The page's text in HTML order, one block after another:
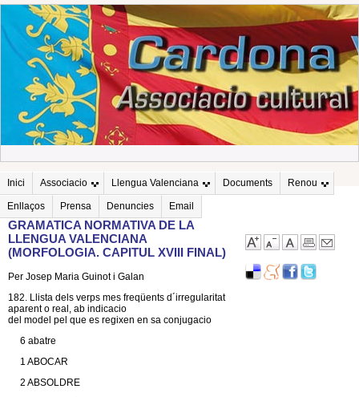
Inici Associacio Llengua Valenciana Documents Renou
Enllaços Prensa Denuncies Email
GRAMATICA NORMATIVA DE LA
LLENGUA VALENCIANA
(MORFOLOGIA. CAPITUL XVIII FINAL)
Per Josep Maria Guinot i Galan
182. Llista dels verps mes freqüents d´irregularitat
aparent o real, ab indicacio
del model pel que es regixen en sa conjugacio
6 abatre
1 ABOCAR
2 ABSOLDRE